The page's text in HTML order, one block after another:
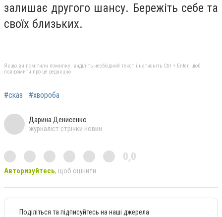
залишає другого шансу. Бережіть себе та
своїх близьких.
Якщо ви помітили помилку, виділіть необхідний текст і натисніть Ctrl + Enter, щоб
повідомити про це редакцію
#сказ #хвороба
Дарина Денисенко
журналіст стрічки новин
0,0
Авторизуйтесь, щоб оцінити
Поділіться та підписуйтесь на наші джерела